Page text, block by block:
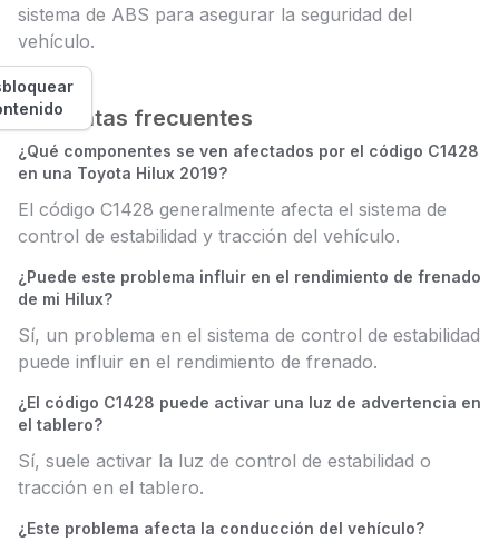
sistema de ABS para asegurar la seguridad del
vehículo.
Preguntas frecuentes
¿Qué componentes se ven afectados por el código C1428
en una Toyota Hilux 2019?
El código C1428 generalmente afecta el sistema de
control de estabilidad y tracción del vehículo.
¿Puede este problema influir en el rendimiento de frenado
de mi Hilux?
Sí, un problema en el sistema de control de estabilidad
puede influir en el rendimiento de frenado.
¿El código C1428 puede activar una luz de advertencia en
el tablero?
Sí, suele activar la luz de control de estabilidad o
tracción en el tablero.
¿Este problema afecta la conducción del vehículo?